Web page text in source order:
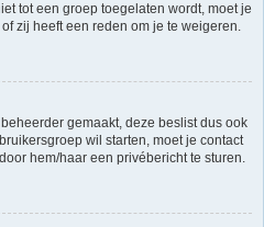
tot een groep toegelaten wordt, moet je
zij heeft een reden om je te weigeren.
gemaakt, deze beslist dus ook
wil starten, moet je contact
hem/haar een privébericht te sturen.